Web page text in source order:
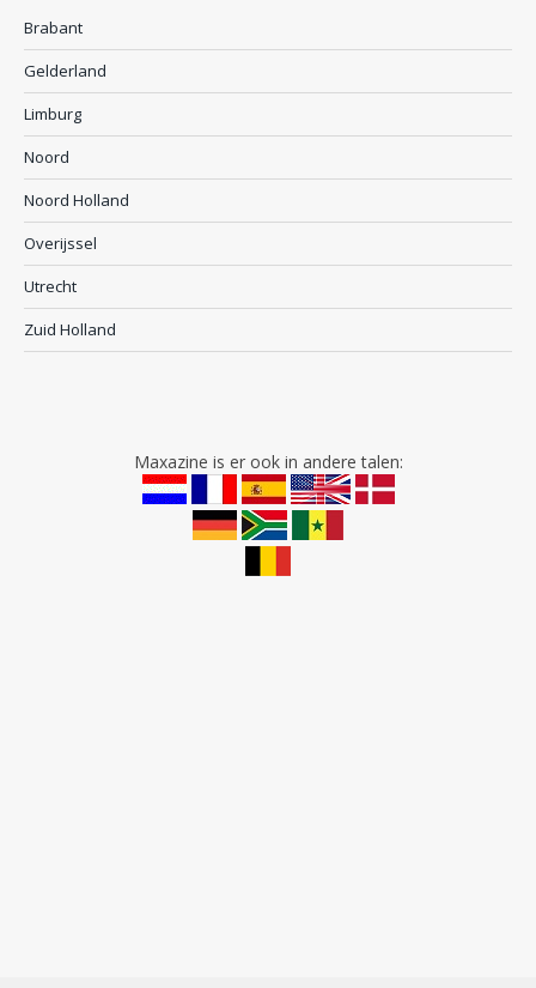
Brabant
Gelderland
Limburg
Noord
Noord Holland
Overijssel
Utrecht
Zuid Holland
Maxazine is er ook in andere talen: